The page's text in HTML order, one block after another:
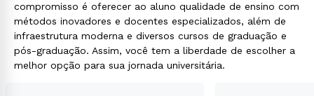
compromisso é oferecer ao aluno qualidade de ensino com
métodos inovadores e docentes especializados, além de
infraestrutura moderna e diversos cursos de graduação e
pós-graduação. Assim, você tem a liberdade de escolher a
melhor opção para sua jornada universitária.
Estou de acordo com aPolítica de Privacidade.e
autorizo que meus dados sejam utilizados para o
envio de conteúdos da Cruzeiro do Sul.